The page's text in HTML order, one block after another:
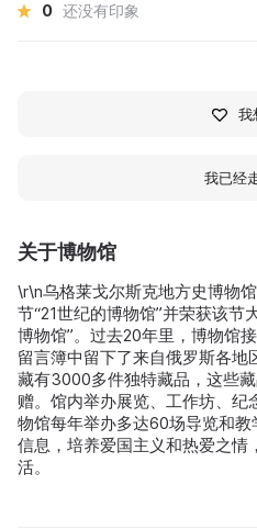
关于博物馆
\r\n乌格莱戈尔斯克地方史博物
节“21世纪的博物馆”并荣获该节
博物馆”。过去20年里，博物馆
留言簿中留下了来自俄罗斯各
藏有3000多件独特藏品，这些
赠。馆内举办展览、工作坊、
物馆每年举办多达60场导览和
信息，培养爱国主义和热爱之情
活。
0 还没有印象
我
我已经